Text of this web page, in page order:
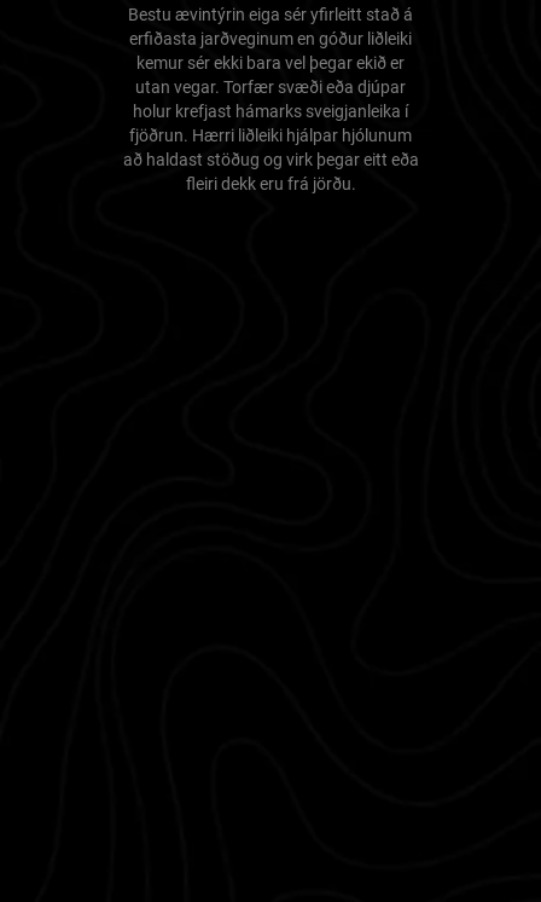
Bestu ævintýrin eiga sér yfirleitt stað á
erfiðasta jarðveginum en góður liðleiki
kemur sér ekki bara vel þegar ekið er
utan vegar. Torfær svæði eða djúpar
holur krefjast hámarks sveigjanleika í
fjöðrun. Hærri liðleiki hjálpar hjólunum
að haldast stöðug og virk þegar eitt eða
fleiri dekk eru frá jörðu.